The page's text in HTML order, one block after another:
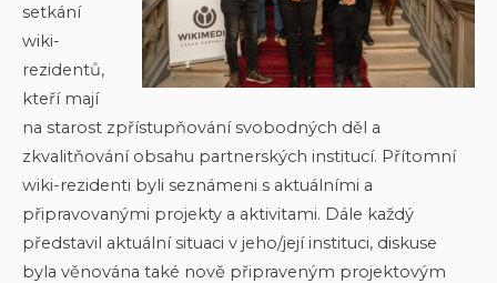
setkání
wiki-
rezidentů,
kteří mají
na starost zpřístupňování svobodných děl a
zkvalitňování obsahu partnerských institucí. Přítomní
wiki-rezidenti byli seznámeni s aktuálními a
připravovanými projekty a aktivitami. Dále každý
představil aktuální situaci v jeho/její instituci, diskuse
byla věnována také nově připraveným projektovým